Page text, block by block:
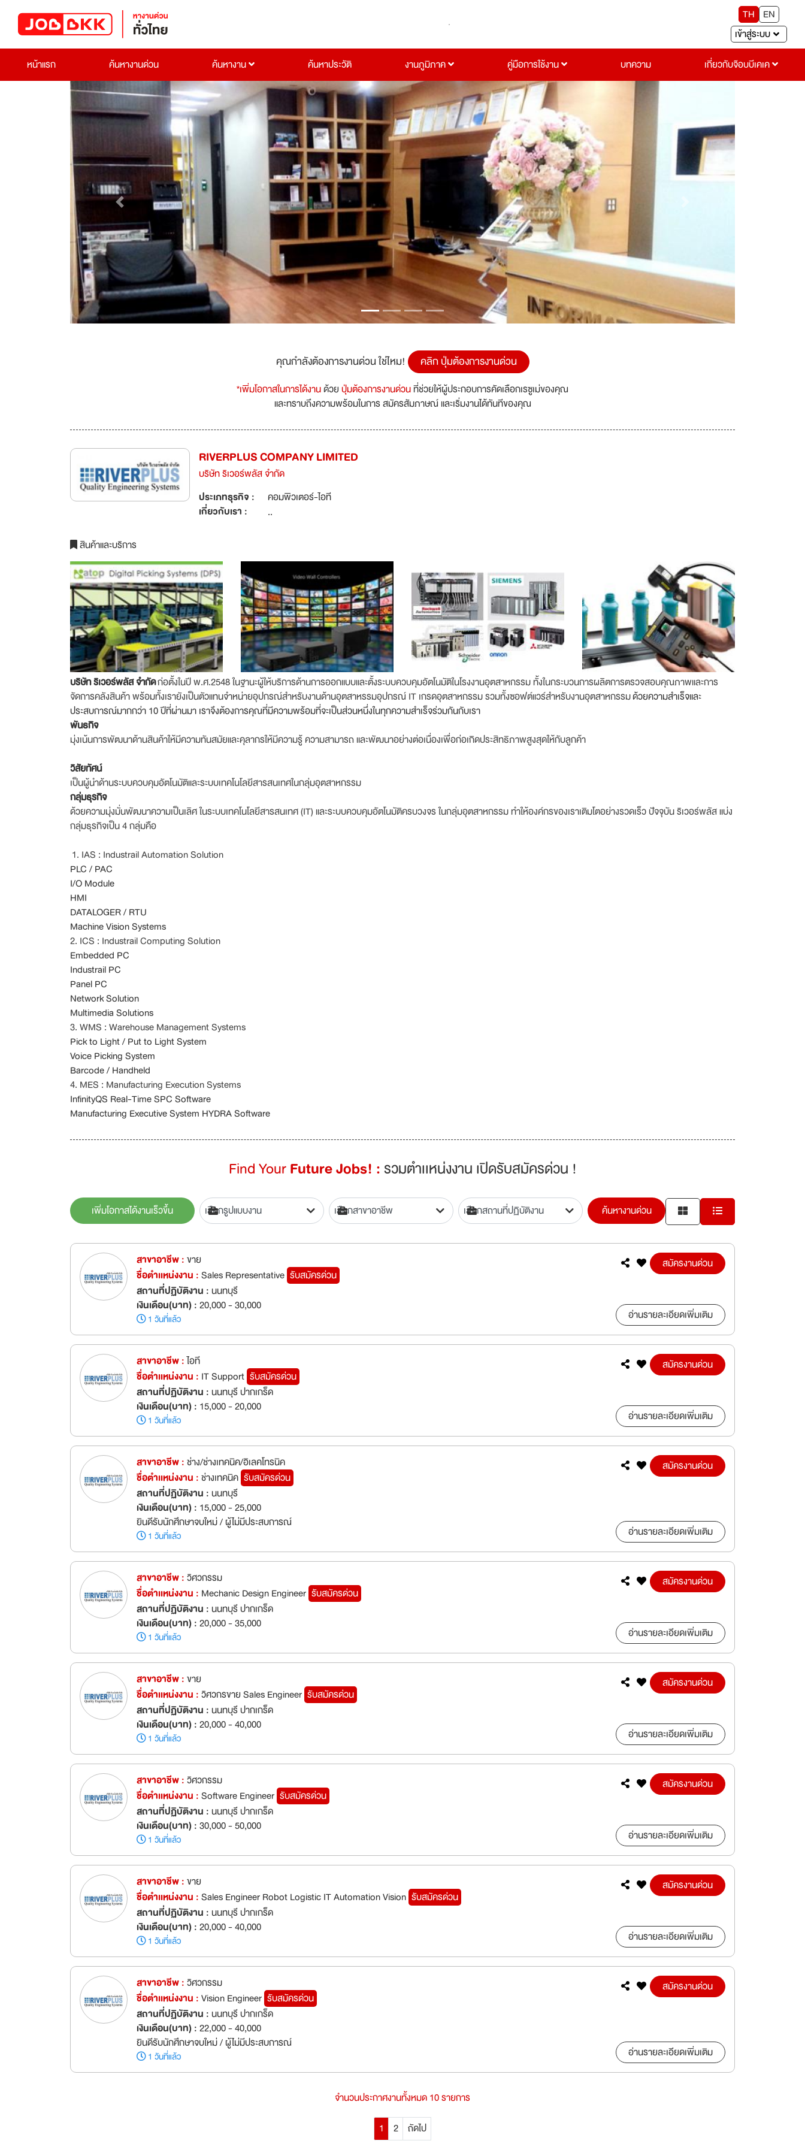
TH
EN
เข้าสู่ระบบ
หน้าแรก
ค้นหางานด่วน ค้นหางาน ค้นหาประวัติ งานภูมิภาค คู่มือการใช้งาน บทความ เกี่ยวกับจ๊อบบีเคเค
Previous
คุณกำลังต้องการงานด่วน ใช่ไหม! คลิก ปุ่มต้องการงานด่วน
*เพิ่มโอกาสในการได้งานด้วยปุ่มต้องการงานด่วนที่ช่วยให้ผู้ประกอบการคัดเลือกเรซูเม่ของคุณ
และทราบถึงความพร้อมในการ สมัครสัมภาษณ์ และเริ่มงานได้ทันทีของคุณ
RIVERPLUS COMPANY LIMITED
บริษัท ริเวอร์พลัส จำกัด
ประเภทธุรกิจ :
คอมพิวเตอร์-ไอที
เกี่ยวกับเรา :
..
สินค้าและบริการ
บริษัท ริเวอร์พลัส จำกัดก่อตั้งในปี พ.ศ.2548 ในฐานะผู้ให้บริการด้านการออกแบบและตั้งระบบควบคุมอัตโนมัติในโรงงานอุตสาหกรรม ทั้งในกระบวนการผลิตการตรวจสอบคุณภาพและการ
จัดการคลังสินค้า พร้อมทั้งเรายังเป็นตัวแทนจำหน่ายอุปกรณ์สำหรับงานด้านอุตสาหรรมอุปกรณ์ IT เกรดอุตสาหกรรม รวมทั้งซอฟต์แวร์สำหรับงานอุตสาหกรรมด้วยความสำเร็จและ
ประสบการณ์มากกว่า 10 ปีที่ผ่านมา เราจึงต้องการคุณที่มีความพร้อมที่จะเป็นส่วนหนึ่งในทุกความสำเร็จร่วมกันกับเรา
พันธกิจ
มุ่งเน้นการพัฒนาด้านสินค้าให้มีความทันสมัยและคุลากรให้มีความรู้ ความสามารถ และพัฒนาอย่างต่อเนื่องเพื่อก่อเกิดประสิทธิภาพสูงสุดให้กับลูกค้า
วิสัยทัศน์
เป็นผู้นำด้านระบบควบคุมอัตโนมัติและระบบเทคโนโลยีสารสนเทศในกลุ่มอุตสาหกรรม
กลุ่มธุรกิจ
ด้วยความมุ่งมั่นพัฒนาความเป็นเลิศ ในระบบเทคโนโลยีสารสนเทศ (IT) และระบบควบคุมอัตโนมัติครบวงจร ในกลุ่มอุตสาหกรรม ทำให้องค์กรของเราเติมโตอย่างรวดเร็ว ปัจจุบัน ริเวอร์พลัส แบ่ง
กลุ่มธุรกิจเป็น 4 กลุ่มคือ
1. IAS : Industrail Automation Solution
PLC / PAC
I/O Module
HMI
DATALOGER / RTU
Machine Vision Systems
2. ICS : Industrail Computing Solution
Embedded PC
Industrail PC
Panel PC
Network Solution
Multimedia Solutions
3. WMS : Warehouse Management Systems
Pick to Light / Put to Light System
Voice Picking System
Barcode / Handheld
4. MES : Manufacturing Execution Systems
InfinityQS Real-Time SPC Software
Manufacturing Executive System HYDRA Software
Find YourFuture Jobs! :รวมตำเเหน่งงาน เปิดรับสมัครด่วน !
เพิ่มโอกาสได้งานเร็วขึ้น ค้นหางานด่วน
สาขาอาชีพ :ขาย
ชื่อตำเเหน่งงาน :Sales Representative รับสมัครด่วน
สถานที่ปฏิบัติงาน : นนทบุรี
เงินเดือน(บาท) :20,000 - 30,000
1 วันที่แล้ว
สมัครงานด่วน
อ่านรายละเอียดเพิ่มเติม
สาขาอาชีพ :ไอที
ชื่อตำเเหน่งงาน : IT Support รับสมัครด่วน
สถานที่ปฏิบัติงาน : นนทบุรี ปากเกร็ด
เงินเดือน(บาท) : 15,000 - 20,000
1 วันที่แล้ว
สมัครงานด่วน
อ่านรายละเอียดเพิ่มเติม
สาขาอาชีพ :ช่าง/ช่างเทคนิค/อิเลคโทรนิค
ชื่อตำเเหน่งงาน :ช่างเทคนิค รับสมัครด่วน
สถานที่ปฏิบัติงาน : นนทบุรี
เงินเดือน(บาท) : 15,000 - 25,000
ยินดีรับนักศึกษาจบใหม่ / ผู้ไม่มีประสบการณ์
1 วันที่แล้ว
สมัครงานด่วน
อ่านรายละเอียดเพิ่มเติม
สาขาอาชีพ :วิศวกรรม
ชื่อตำเเหน่งงาน : Mechanic Design Engineer รับสมัครด่วน
สถานที่ปฏิบัติงาน : นนทบุรี ปากเกร็ด
เงินเดือน(บาท) :20,000 - 35,000
1 วันที่แล้ว
สมัครงานด่วน
อ่านรายละเอียดเพิ่มเติม
สาขาอาชีพ :ขาย
ชื่อตำเเหน่งงาน :วิศวกรขาย Sales Engineer รับสมัครด่วน
สถานที่ปฏิบัติงาน : นนทบุรี ปากเกร็ด
เงินเดือน(บาท) :20,000 - 40,000
1 วันที่แล้ว
สมัครงานด่วน
อ่านรายละเอียดเพิ่มเติม
สาขาอาชีพ :วิศวกรรม
ชื่อตำเเหน่งงาน :Software Engineer รับสมัครด่วน
สถานที่ปฏิบัติงาน : นนทบุรี ปากเกร็ด
เงินเดือน(บาท) :30,000 - 50,000
1 วันที่แล้ว
สมัครงานด่วน
อ่านรายละเอียดเพิ่มเติม
สาขาอาชีพ :ขาย
ชื่อตำเเหน่งงาน :Sales Engineer Robot Logistic IT Automation Vision รับสมัครด่วน
สถานที่ปฏิบัติงาน : นนทบุรี ปากเกร็ด
เงินเดือน(บาท) :20,000 - 40,000
1 วันที่แล้ว
สมัครงานด่วน
อ่านรายละเอียดเพิ่มเติม
สาขาอาชีพ :วิศวกรรม
ชื่อตำเเหน่งงาน :Vision Engineer รับสมัครด่วน
สถานที่ปฏิบัติงาน : นนทบุรี ปากเกร็ด
เงินเดือน(บาท) :22,000 - 40,000
ยินดีรับนักศึกษาจบใหม่ / ผู้ไม่มีประสบการณ์
1 วันที่แล้ว
สมัครงานด่วน
อ่านรายละเอียดเพิ่มเติม
จำนวนประกาศงานทั้งหมด 10 รายการ
1
2 ถัดไป